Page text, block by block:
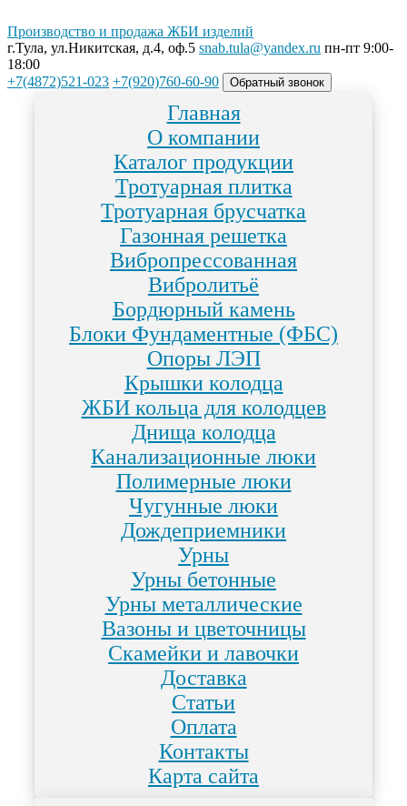
Производство и продажа ЖБИ изделий
г.Тула, ул.Никитская, д.4, оф.5 snab.tula@yandex.ru пн-пт 9:00-
18:00
+7(4872)521-023 +7(920)760-60-90 Обратный звонок
Главная
О компании
Каталог продукции
Тротуарная плитка
Тротуарная брусчатка
Газонная решетка
Вибропрессованная
Вибролитьё
Бордюрный камень
Блоки Фундаментные (ФБС)
Опоры ЛЭП
Крышки колодца
ЖБИ кольца для колодцев
Днища колодца
Канализационные люки
Полимерные люки
Чугунные люки
Дождеприемники
Урны
Урны бетонные
Урны металлические
Вазоны и цветочницы
Скамейки и лавочки
Доставка
Статьи
Оплата
Контакты
Карта сайта